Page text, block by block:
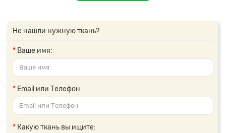
Не нашли нужную ткань?
Ваше имя:
Email или Телефон
Какую ткань вы ищите: